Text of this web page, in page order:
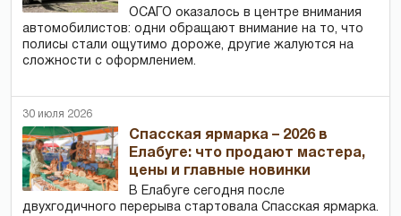
ОСАГО оказалось в центре внимания
автомобилистов: одни обращают внимание на то, что
полисы стали ощутимо дороже, другие жалуются на
сложности с оформлением.
30 июля 2026
Спасская ярмарка – 2026 в
Елабуге: что продают мастера,
цены и главные новинки
В Елабуге сегодня после
двухгодичного перерыва стартовала Спасская ярмарка.